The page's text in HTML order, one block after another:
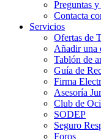
Preguntas y
Contacta
Servicios
Ofertas de
Añadir una
Tablón de
Guía de
Firma
Asesoría
Club de
SODEP
Seguro
Foros